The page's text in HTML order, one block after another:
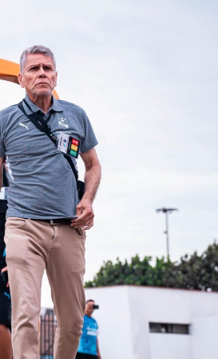
partido fue mucho más trabado
se evidenció un crecimiento en
San Martín y una caía en el
visitante.
huancaíno se posiciona en
Betsson con 22 puntos,
suman 7 puntos y se ubican en
de la tabla. La próxima
a UTC, mientras que Sport
Cesar Vallejo por la décima
1.
Córdova, Delgado, Ampuero,
Rojas; Verón y Escobar. DT: